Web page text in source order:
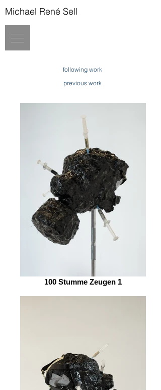
Michael René Sell
following work
previous work
100 Stumme Zeugen 1